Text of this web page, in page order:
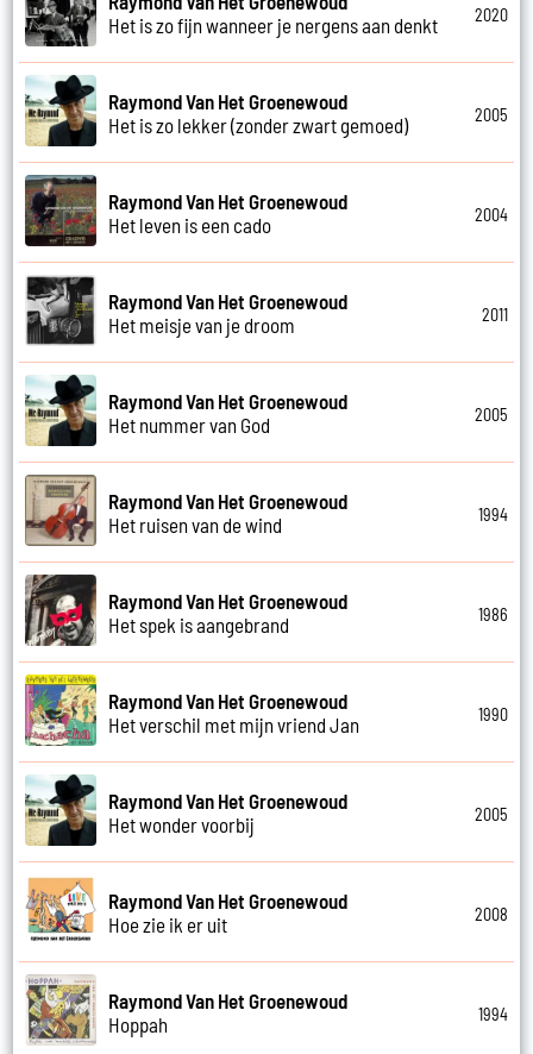
Het is zo fijn wanneer je nergens aan denkt
2020
Raymond Van Het Groenewoud
Het is zo lekker (zonder zwart gemoed)
2005
Raymond Van Het Groenewoud
Het leven is een cado
2004
Raymond Van Het Groenewoud
Het meisje van je droom
2011
Raymond Van Het Groenewoud
Het nummer van God
2005
Raymond Van Het Groenewoud
Het ruisen van de wind
1994
Raymond Van Het Groenewoud
Het spek is aangebrand
1986
Raymond Van Het Groenewoud
Het verschil met mijn vriend Jan
1990
Raymond Van Het Groenewoud
Het wonder voorbij
2005
Raymond Van Het Groenewoud
Hoe zie ik er uit
2008
Raymond Van Het Groenewoud
Hoppah
1994